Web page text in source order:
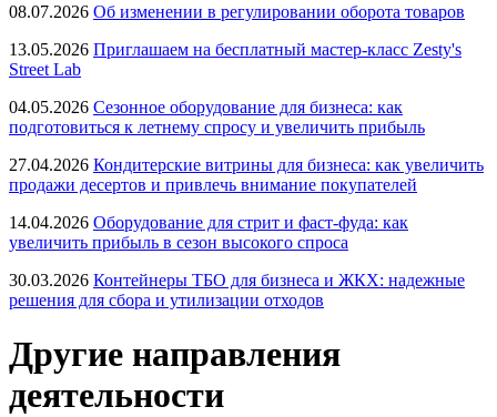
08.07.2026 Об изменении в регулировании оборота товаров
13.05.2026 Приглашаем на бесплатный мастер-класс Zesty's
Street Lab
04.05.2026 Сезонное оборудование для бизнеса: как
подготовиться к летнему спросу и увеличить прибыль
27.04.2026 Кондитерские витрины для бизнеса: как увеличить
продажи десертов и привлечь внимание покупателей
14.04.2026 Оборудование для стрит и фаст-фуда: как
увеличить прибыль в сезон высокого спроса
30.03.2026 Контейнеры ТБО для бизнеса и ЖКХ: надежные
решения для сбора и утилизации отходов
Другие направления
деятельности